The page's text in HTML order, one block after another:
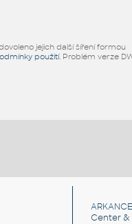
jejich další šíření formou
použití. Problém verze
ARKANCE
Center &